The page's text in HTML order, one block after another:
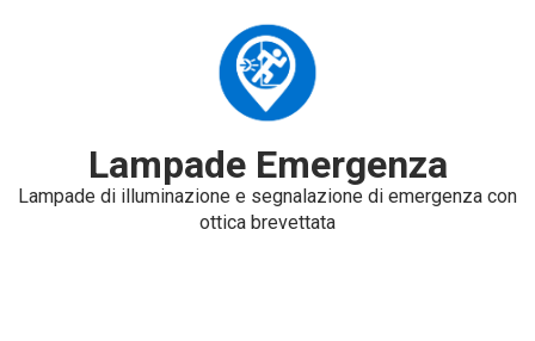
Lampade Emergenza
Lampade di illuminazione e segnalazione di emergenza con
ottica brevettata